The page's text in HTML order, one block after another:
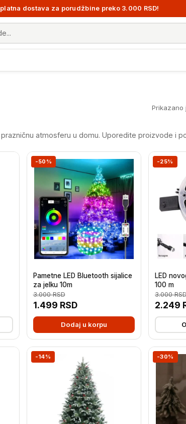
dostava za porudžbine preko 3.000 RSD!
Prikazano
atmosferu u domu. Uporedite proizvode i
-50%
Pametne LED Bluetooth sijalice
za jelku 10m
1.499 RSD
3.000RSD
Dodaj u korpu
-25%
LED
100 m
2.249
3.000
-14% -30%